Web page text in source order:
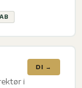
i
DI →